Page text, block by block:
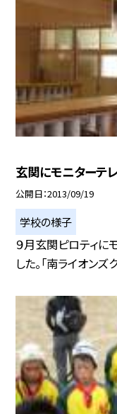
玄関にモニターテ
公開日 2013/09/19
学校の様子
９月玄関ピロティに
した。「南ライオンズ